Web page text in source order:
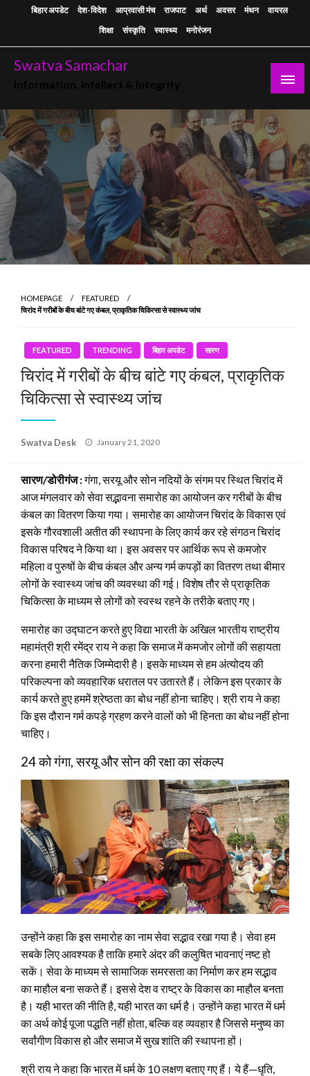
बिहार अपडेट देश-विदेश आप्रवासी मंच राजपाट अर्थ अवसर मंथन
वायरल
शिक्षा
संस्कृति स्वास्थ्य मनोरंजन
Swatva Samachar
HOMEPAGE
FEATURED
चिरांद में गरीबों के बीच बांटे गए कंबल, प्राकृतिक चिकित्सा से स्वास्थ्य जांच
FEATURED TRENDING बिहार अपडेट सारण
चिरांद में गरीबों के बीच बांटे गए कंबल, प्राकृतिक
चिकित्सा से स्वास्थ्य जांच
Swatva Desk
Posted
January 21, 2020
सारण/डोरीगंज :गंगा, सरयू और सोन नदियों के संगम पर स्थित चिरांद में
आज मंगलवार को सेवा सद्भावना समारोह का आयोजन कर गरीबों के बीच
कंबल का वितरण किया गया। समारोह का आयोजन चिरांद के विकास एवं
इसके गौरवशाली अतीत की स्थापना के लिए कार्य कर रहे संगठन चिरांद
विकास परिषद ने किया था। इस अवसर पर आर्थिक रूप से कमजोर
महिला व पुरुषों के बीच कंबल और अन्य गर्म कपड़ों का वितरण तथा बीमार
लोगों के स्वास्थ्य जांच की व्यवस्था की गई। विशेष तौर से प्राकृतिक
चिकित्सा के माध्यम से लोगों को स्वस्थ रहने के तरीके बताए गए।
समारोह का उद्घाटन करते हुए विद्या भारती के अखिल भारतीय राष्ट्रीय
महामंत्री श्री रमेंद्र राय ने कहा कि समाज में कमजोर लोगों की सहायता
करना हमारी नैतिक जिम्मेदारी है। इसके माध्यम से हम अंत्योदय की
परिकल्पना को व्यवहारिक धरातल पर उतारते हैं। लेकिन इस प्रकार के
कार्य करते हुए हममें श्रेष्ठता का बोध नहीं होना चाहिए। श्री राय ने कहा
कि इस दौरान गर्म कपड़े ग्रहण करने वालों को भी ​हिनता का बोध नहीं होना
चाहिए।
24 को गंगा, सरयू और सोन की रक्षा का संकल्प
उन्होंने कहा कि इस समारोह का नाम सेवा सद्भाव रखा गया है। सेवा हम
सबके लिए आवश्यक है ताकि हमारे अंदर की कलुषित भावनाएं नष्ट हो
सकें। सेवा के माध्यम से सामाजिक समरसता का निर्माण कर हम सद्भाव
का माहौल बना सकते हैं। इससे देश व राष्ट्र के विकास का माहौल बनता
है। यही भारत की नीति है, यही भारत का धर्म है। उन्होंने कहा भारत में धर्म
का अर्थ कोई पूजा पद्धति नहीं होता, बल्कि वह व्यवहार है जिससे मनुष्य का
सर्वांगीण विकास हो और समाज में सुख शांति की स्थापना हों।
श्री राय ने कहा कि भारत में धर्म के 10 लक्षण बताए गए हैं। ये हैं—धृति,